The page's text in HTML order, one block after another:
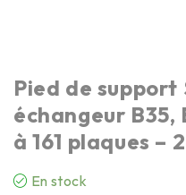
Pied de support
échangeur B35,
à 161 plaques –
En stock